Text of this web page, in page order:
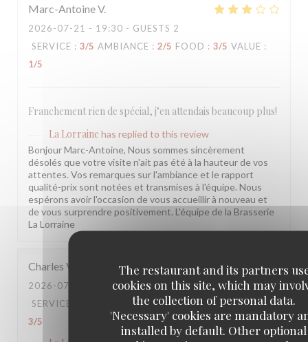
The restaurant and its partners
cookies on this site, which may
the collection of personal data.
'Necessary' cookies are mandatory
installed by default. Other optional
Marc-AntoineV
2026-07-21 - 19:30 - GUESTS 2
SERVICE : 3/5 AMBIANCE : 2/5 FOOD : 3/5 VALUE :
1/5
Franchement rien de spécial, j’en attendais beaucoup plus!
La Lorraine has replied to this review
Bonjour Marc-Antoine, Nous sommes sincèrement
désolés que votre visite n'ait pas été à la hauteur de vos
attentes. Vos remarques sur l'ambiance et le rapport
qualité-prix sont notées et transmises à l'équipe. Nous
espérons avoir l'occasion de vous accueillir à nouveau et
de vous surprendre positivement. L'équipe de la Brasserie
La Lorraine
Charles V
2026-07-20
- 20:30 - GUESTS 4
SERVICE
AMBIANCE : 3/5 FOOD : 3 /5 VALUE:
3/5